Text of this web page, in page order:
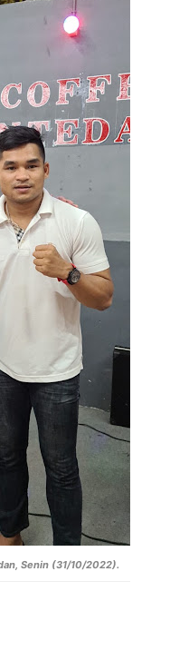
Senin (31/10/2022).